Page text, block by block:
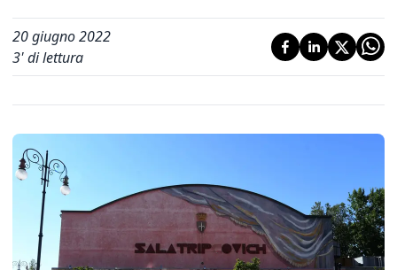
20 giugno 2022
3' di lettura